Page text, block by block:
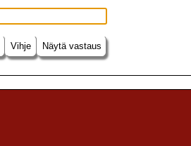
Vihje Näytä vastaus